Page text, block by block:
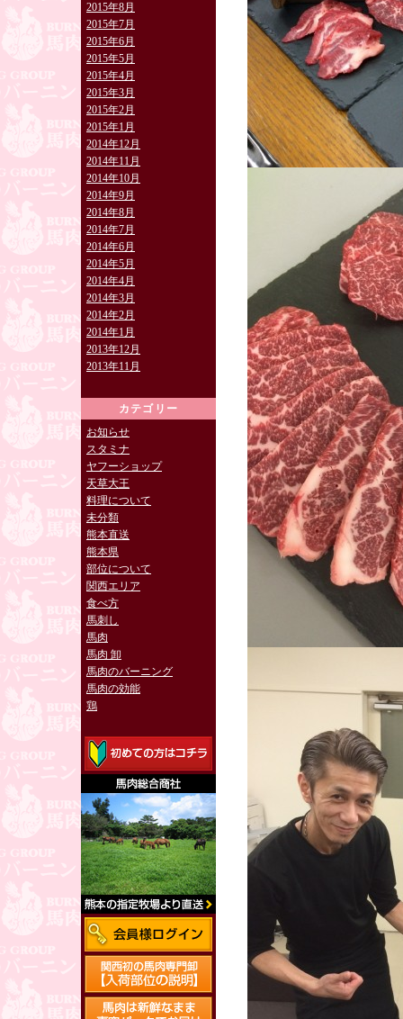
2015年8月
2015年7月
2015年6月
2015年5月
2015年4月
2015年3月
2015年2月
2015年1月
2014年12月
2014年11月
2014年10月
2014年9月
2014年8月
2014年7月
2014年6月
2014年5月
2014年4月
2014年3月
2014年2月
2014年1月
2013年12月
2013年11月
カテゴリー
お知らせ
スタミナ
ヤフーショップ
天草大王
料理について
未分類
熊本直送
熊本県
部位について
関西エリア
食べ方
馬刺し
馬肉
馬肉 卸
馬肉のバーニング
馬肉の効能
鶏